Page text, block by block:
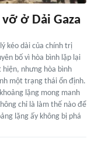
ở Dải Gaza
kéo dài của chính trị
bố vì hòa bình lặp lại
nhưng hòa bình
một trạng thái ổn định.
lặng mong manh
chỉ là làm thế nào để
lặng ấy không bị phá